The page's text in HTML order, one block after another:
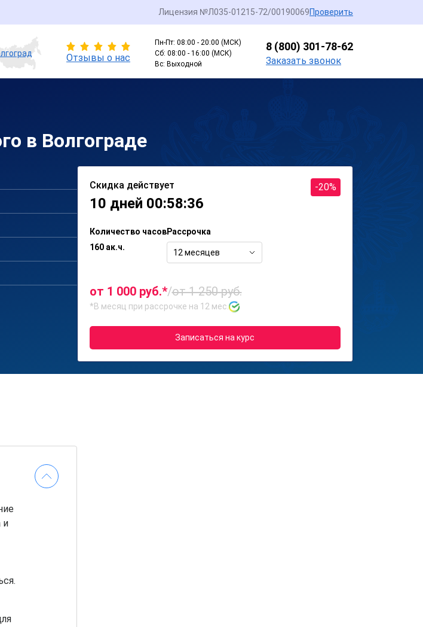
Лицензия №Л035-01215-72/00190069Проверить
Отзывы о нас
Пн-Пт: 08:00 - 20:00 (МСК)
Сб: 08:00 - 16:00 (МСК)
Вс: Выходной
8 (800) 301-78-62
Заказать звонок
в Волгограде
Скидка действует
10 дней 00:58:36
-20%
Количество часов
160 ак.ч.
Рассрочка
12 месяцев
от 1 000 руб.*/от 1 250 руб.
*В месяц при рассрочке на 12 мес.
Записаться на курс
и